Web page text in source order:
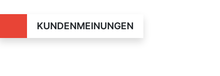
KUNDENMEINUNGEN